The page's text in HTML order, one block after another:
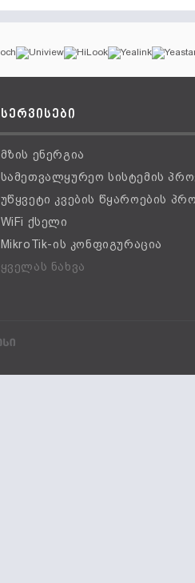
სერვისები
მზის ენერგია
სამეთვალყურეო სისტემის
უწყვეტი კვების წყაროების
WiFi ქსელი
MikroTik-ის კონფიგურაცია
ყველას ნახვა